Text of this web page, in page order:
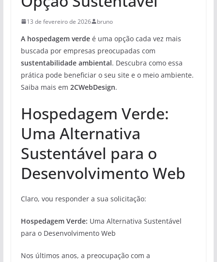
13 de fevereiro de 2026 bruno
A hospedagem verdeé uma opção cada vez mais
buscada por empresas preocupadas com
sustentabilidade ambiental. Descubra como essa
prática pode beneficiar o seu site e o meio ambiente.
Saiba mais em 2CWebDesign.
Hospedagem Verde:
Uma Alternativa
Sustentável para o
Desenvolvimento Web
Claro, vou responder a sua solicitação:
Hospedagem Verde: Uma Alternativa Sustentável
para o Desenvolvimento Web
Nos últimos anos, a preocupação com a